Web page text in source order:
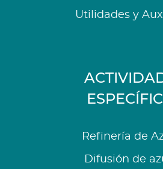
Utilidades y
Refinería de
Difusión de